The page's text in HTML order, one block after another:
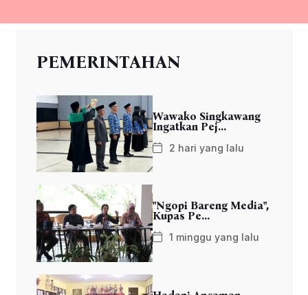
PEMERINTAHAN
Wawako Singkawang
Ingatkan Pej...
2 hari yang lalu
"Ngopi Bareng Media",
Kupas Pe...
1 minggu yang lalu